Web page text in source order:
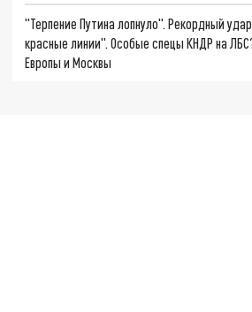
"Терпение Путина лопнуло". Рекордный
красные линии". Особые спецы КНДР на
Европы и Москвы